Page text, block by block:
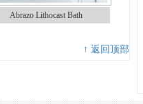
Abrazo Lithocast Bath
↑ 返回顶部